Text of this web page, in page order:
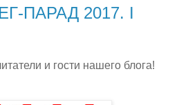
ПАРАД 2017. I
и гости нашего блога!